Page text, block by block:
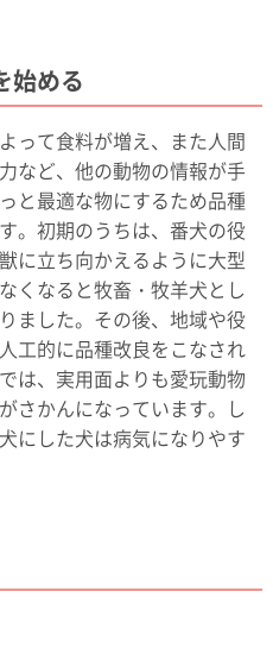
始める
って食料が増え、また人間
など、他の動物の情報が手
と最適な物にするため品種
。初期のうちは、番犬の役
に立ち向かえるように大型
くなると牧畜・牧羊犬とし
ました。その後、地域や役
工的に品種改良をこなされ
は、実用面よりも愛玩動物
さかんになっています。し
にした犬は病気になりやす